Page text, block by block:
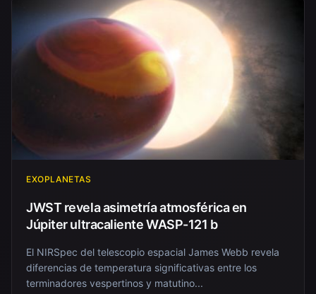
EXOPLANETAS
JWST revela asimetría atmosférica en
Júpiter ultracaliente WASP-121 b
El NIRSpec del telescopio espacial James Webb revela
diferencias de temperatura significativas entre los
terminadores vespertinos y matutino...